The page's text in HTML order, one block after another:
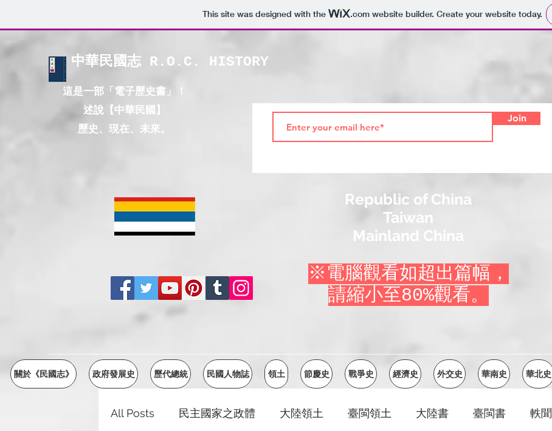
This site was designed with the .comwebsite builder. Create your website today.
中華民國志 R.O.C. HISTORY
這是一部「電子歷史書」！
述說【中華民國】
歷史、現在、未來。
Join
Republic of China
Taiwan
Mainland China
※電腦觀看如超出篇幅，
請縮小至80%觀看。
關於《民國志》 政府發展史 歷代總統 民國人物誌 領土 節慶史 戰爭史 經濟史 外交史 華南史 華北史
All Posts 民主國家之政體 大陸領土 臺閩領土 大陸書 臺閩書 軼聞